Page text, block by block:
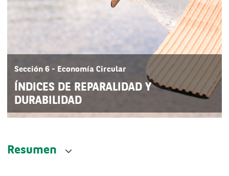
Sección 6 - Economía Circular
ÍNDICES DE REPARALIDAD Y
DURABILIDAD
Resumen